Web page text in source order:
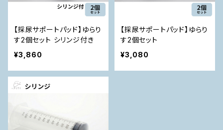
【採尿サポートパッド】ゆらり
す2個セット シリンジ付き
¥3,860
【採尿サポートパッド】ゆらり
す2個セット
¥3,080